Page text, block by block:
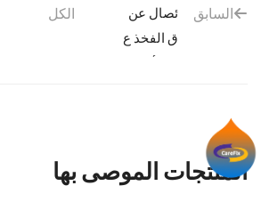
السابق
ئصال عن
ق الفخذ ع
ند الأطفا
الكل
المنتجات الموصى بها